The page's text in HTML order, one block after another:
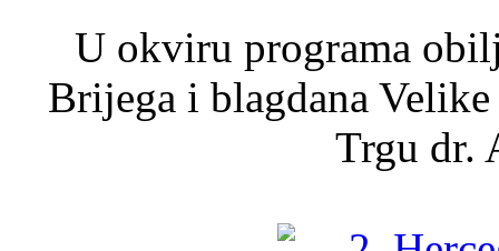
U okviru programa
Brijega i blagdana
Trgu dr.